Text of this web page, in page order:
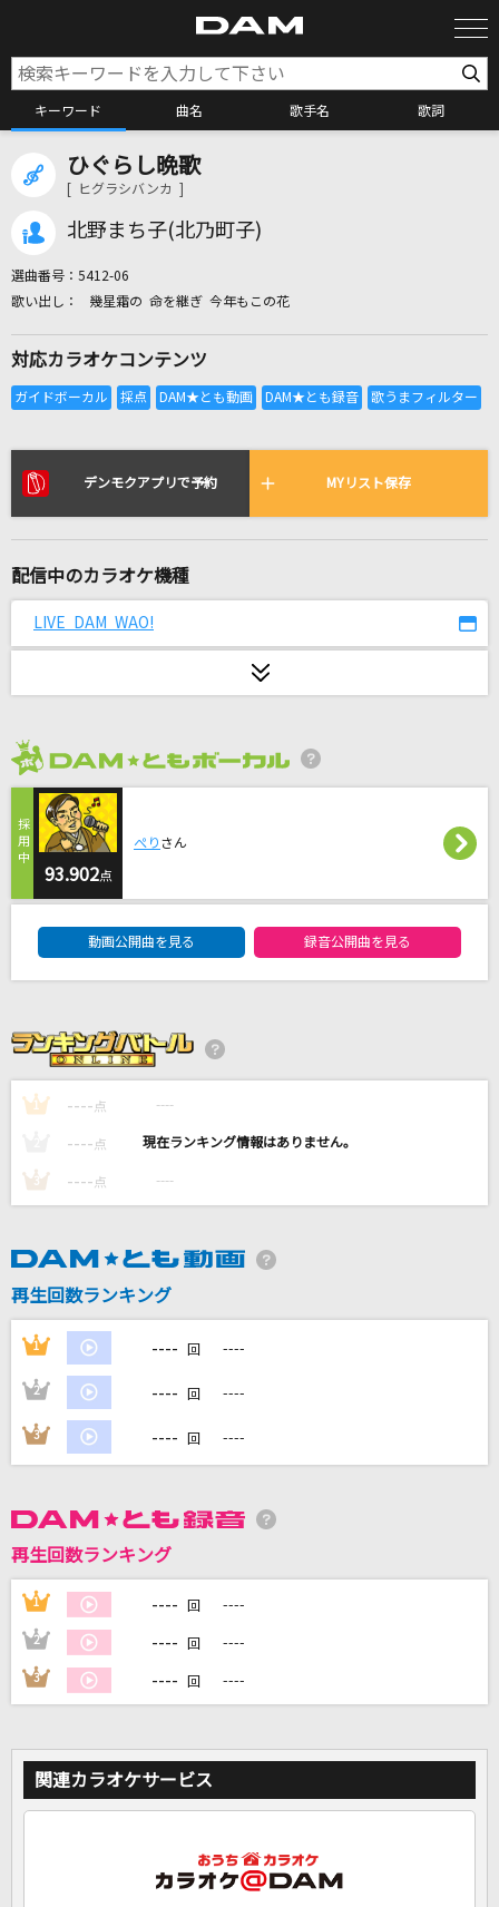
キーワード 曲名 歌手名 歌詞
カラオケ検索
カラオケ店舗検索
全国りれき
back number
雪の音
Novelbright
美しい鰭(名探偵コナンアニメバージョン)
スピッツ
テルーの唄
手嶌 葵
サカナクション
あびすいんざわーるど
私は最強 (ウタ from ONE PIECE FILM RED)
君に贈る歌～Song For You
シェネル
もっと見る
カラオケ最新情報をチェック！
DAMに会員登録・ログインして
カラオケをもっと楽しもう！
自宅でカラオケ歌い放題！
ひぐらし晩歌
[ ヒグラシバンカ ]
北野まち子(北乃町子)
選曲番号： 5412-06
幾星霜の 命を継ぎ 今年もこの花
対応カラオケコンテンツ
デンモクアプリで予約 MYリスト保存
配信中のカラオケ機種
LIVE DAM WAO!
93.902点
ぺり さん
動画公開曲を見る 録音公開曲を見る
1 ---- 点 ----
---- 点 ----
3 ---- 点 ----
再生回数ランキング
1 ---- 回 ----
2 ---- 回 ----
3 ---- 回 ----
再生回数ランキング
1 ---- 回 ----
2 ---- 回 ----
3 ---- 回 ----
関連カラオケサービス